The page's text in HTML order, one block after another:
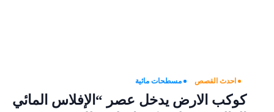
احدث القصص مسطحات مائية
كوكب الارض يدخل عصر “الإفلاس المائي